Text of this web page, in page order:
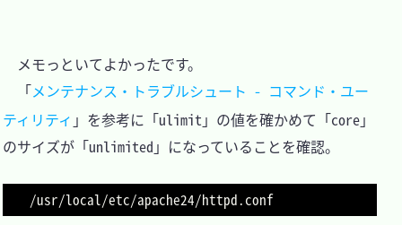
メモっといてよかったです。
「メンテナンス・トラブルシュート - コマンド・ユー
ティリティ 」を参考に「ulimit」の値を確かめて「core」
のサイズが「unlimited」になっていることを確認。